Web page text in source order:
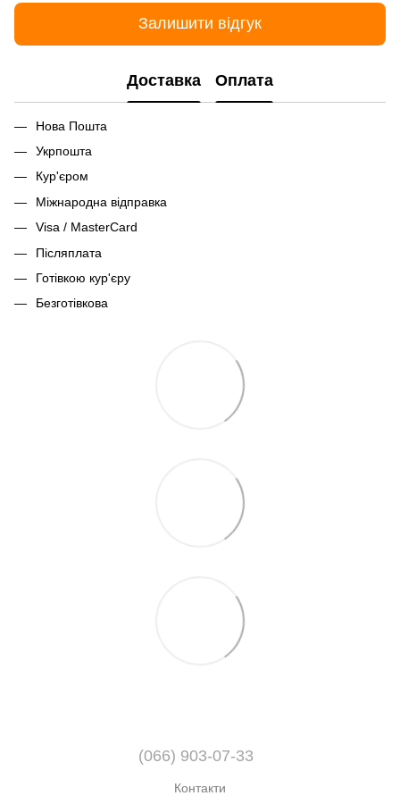
Залишити відгук
Доставка Оплата
Нова Пошта
Укрпошта
Кур'єром
Міжнародна відправка
Visa / MasterCard
Післяплата
Готівкою кур'єру
Безготівкова
(066) 903-07-33
Контакти